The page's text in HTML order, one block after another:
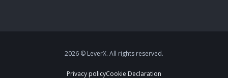
2026 © LeverX. All rights reserved.
Privacy policyCookie Declaration